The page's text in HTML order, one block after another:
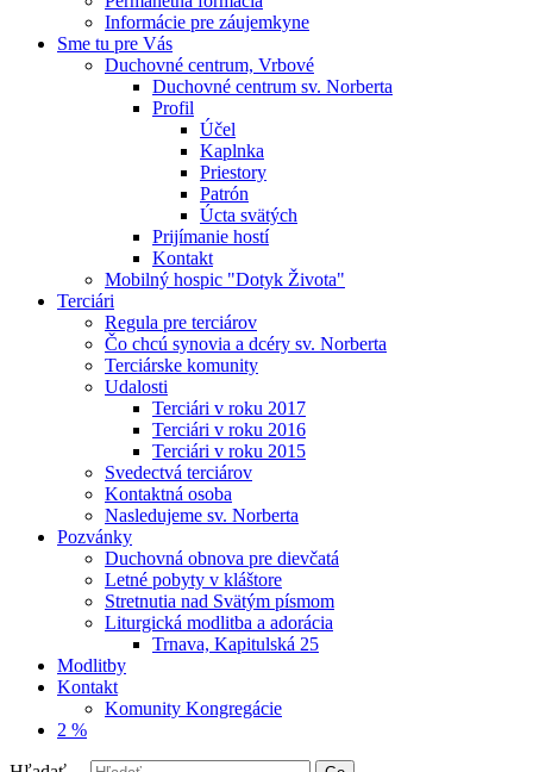
Informácie pre záujemkyne
Sme tu pre Vás
Duchovné centrum, Vrbové
Duchovné centrum sv. Norberta
Profil
Účel
Kaplnka
Priestory
Patrón
Úcta svätých
Prijímanie hostí
Kontakt
Mobilný hospic "Dotyk Života"
Terciári
Regula pre terciárov
Čo chcú synovia a dcéry sv. Norberta
Terciárske komunity
Udalosti
Terciári v roku 2017
Terciári v roku 2016
Terciári v roku 2015
Svedectvá terciárov
Kontaktná osoba
Nasledujeme sv. Norberta
Pozvánky
Duchovná obnova pre dievčatá
Letné pobyty v kláštore
Stretnutia nad Svätým písmom
Liturgická modlitba a adorácia
Trnava, Kapitulská 25
Modlitby
Kontakt
Komunity Kongregácie
2 %